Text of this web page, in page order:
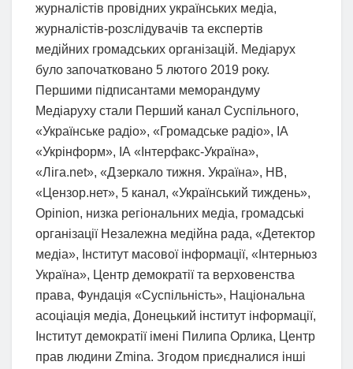
журналістів провідних українських медіа,
журналістів-розслідувачів та експертів
медійних громадських організацій. Медіарух
було започатковано 5 лютого 2019 року.
Першими підписантами меморандуму
Медіаруху стали Перший канал Суспільного,
«Українське радіо», «Громадське радіо», ІА
«Укрінформ», ІА «Інтерфакс-Україна»,
«Ліга.net», «Дзеркало тижня. Україна», НВ,
«Цензор.нет», 5 канал, «Український тиждень»,
Opinion, низка регіональних медіа, громадські
організації Незалежна медійна рада, «Детектор
медіа», Інститут масової інформації, «Інтерньюз
Україна», Центр демократії та верховенства
права, Фундація «Суспільність», Національна
асоціація медіа, Донецький інститут інформації,
Інститут демократії імені Пилипа Орлика, Центр
прав людини Zmina. Згодом приєдналися інші